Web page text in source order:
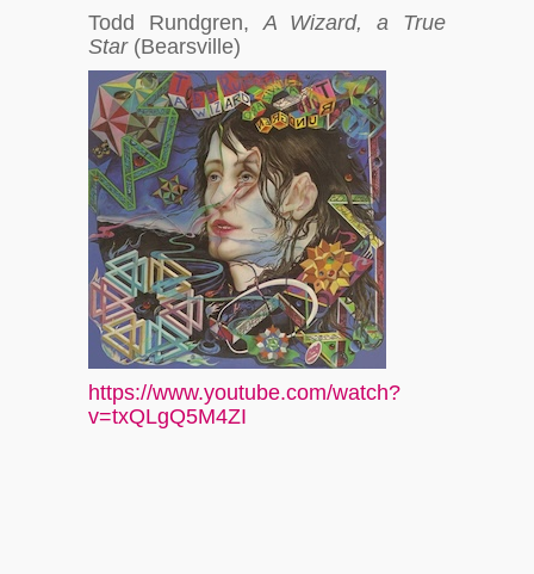
Todd Rundgren,A Wizard, a True
Star(Bearsville)
https://www.youtube.com/watch?
v=txQLgQ5M4ZI